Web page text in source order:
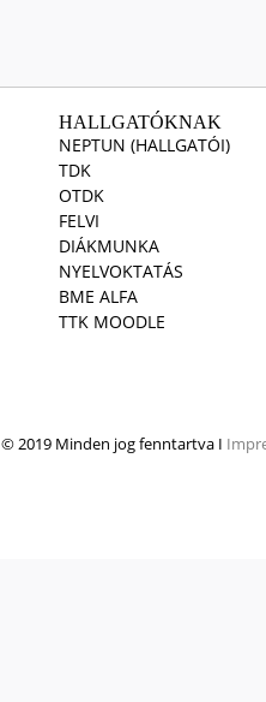
© 2019 Minden jog fenntartva I
HALLGATÓKNAK
NEPTUN (HALLGATÓI)
TDK
OTDK
FELVI
DIÁKMUNKA
NYELVOKTATÁS
BME ALFA
TTK MOODLE